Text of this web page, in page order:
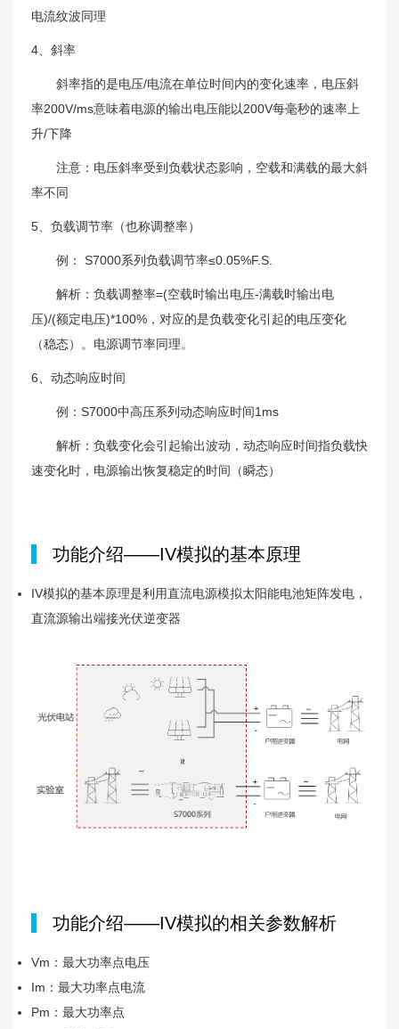
电流纹波同理
4、斜率
斜率指的是电压/电流在单位时间内的变化速率，电压斜
率200V/ms意味着电源的输出电压能以200V每毫秒的速率上
升/下降
注意：电压斜率受到负载状态影响，空载和满载的最大斜
率不同
5、负载调节率（也称调整率）
例： S7000系列负载调节率≤0.05%F.S.
解析：负载调整率=(空载时输出电压-满载时输出电
压)/(额定电压)*100%，对应的是负载变化引起的电压变化
（稳态）。电源调节率同理。
6、动态响应时间
例：S7000中高压系列动态响应时间1ms
解析：负载变化会引起输出波动，动态响应时间指负载快
速变化时，电源输出恢复稳定的时间（瞬态）
功能介绍——IV模拟的基本原理
IV模拟的基本原理是利用直流电源模拟太阳能电池矩阵发电，
直流源输出端接光伏逆变器
功能介绍——IV模拟的相关参数解析
Vm：最大功率点电压
Im：最大功率点电流
Pm：最大功率点